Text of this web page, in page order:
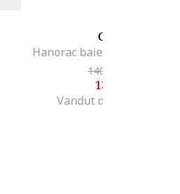
GUESS
140
130
Vandut de MODIVO SA